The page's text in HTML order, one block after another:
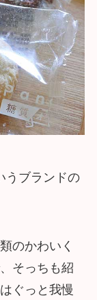
うブランドの
のかわいく
そっちも紹
ぐっと我慢